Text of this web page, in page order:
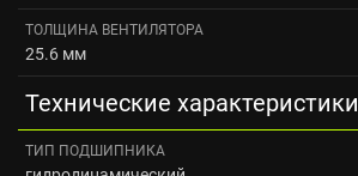
ТОЛЩИНА ВЕНТИЛЯТОРА
25.6 мм
Технические характеристики
ТИП ПОДШИПНИКА